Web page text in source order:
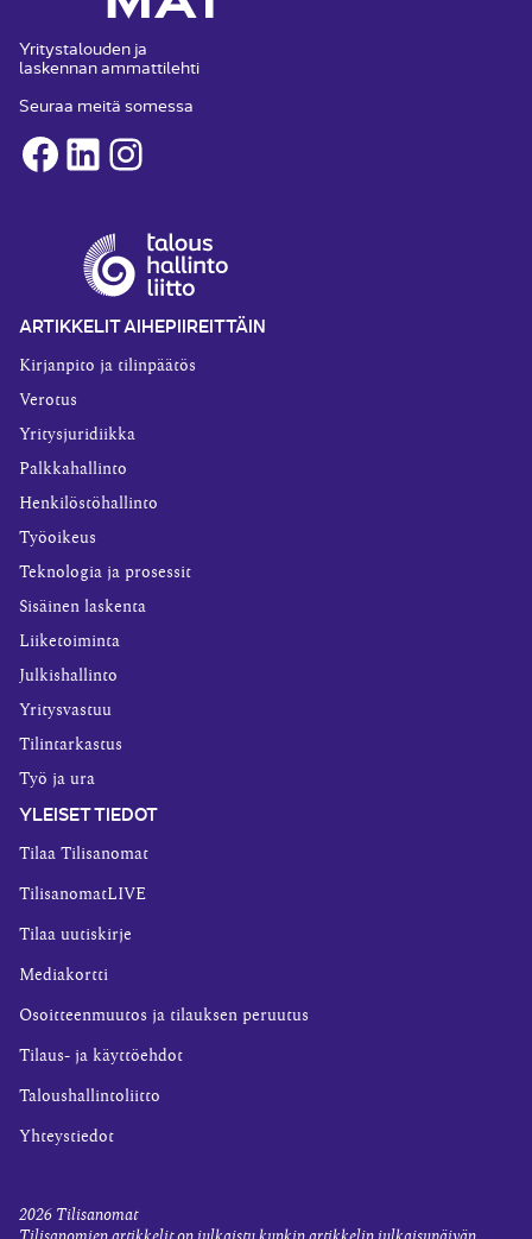
Yritystalouden ja
laskennan ammattilehti
Seuraa meitä somessa
Facebook
LinkedInInstagram
ARTIKKELIT AIHEPIIREITTÄIN
Kirjanpito ja tilinpäätös
Verotus
Yritysjuridiikka
Palkkahallinto
Henkilöstöhallinto
Työoikeus
Teknologia ja prosessit
Sisäinen laskenta
Liiketoiminta
Julkishallinto
Yritysvastuu
Tilintarkastus
Työ ja ura
YLEISET TIEDOT
Tilaa Tilisanomat
TilisanomatLIVE
Tilaa uutiskirje
Mediakortti
Osoitteenmuutos ja tilauksen peruutus
Tilaus- ja käyttöehdot
Taloushallintoliitto
Yhteystiedot
2026 Tilisanomat